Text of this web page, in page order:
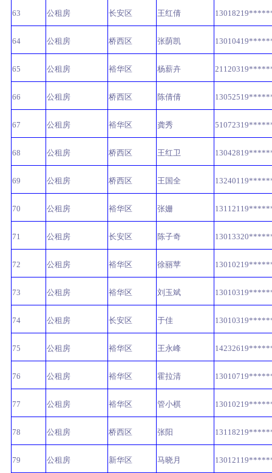
63 公租房 长安区 王红倩
64 公租房 桥西区 张荫凯
65 公租房 裕华区 杨薪卉
66 公租房 桥西区 陈倩倩
67 公租房 裕华区 龚秀
68 公租房 桥西区 王红卫
69 公租房 桥西区 王国全
70 公租房 裕华区 张姗
71 公租房 长安区 陈子奇
72 公租房 裕华区 徐丽苹
73 公租房 裕华区 刘玉斌
74 公租房 长安区 于佳
75 公租房 裕华区 王永峰
76 公租房 裕华区 霍拉清
77 公租房 裕华区 管小棋
78 公租房 桥西区 张阳
79 公租房 新华区 马晓月